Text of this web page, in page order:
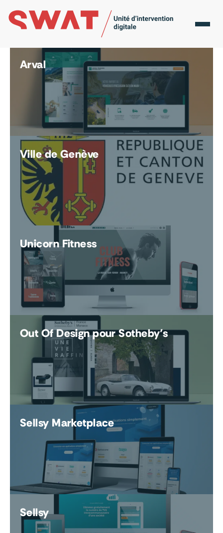
Les missions accomplies par SWAT
réalisations
Arval
Ville de Genève
Unicorn Fitness
Out Of Design pour Sotheby’s
Sellsy Marketplace
Sellsy